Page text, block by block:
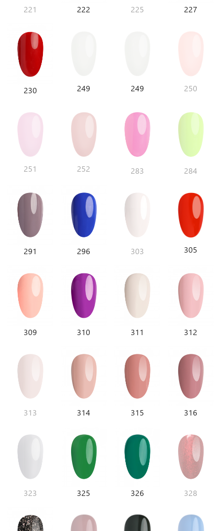
221 222 225 227
230 249 249 250
251 252 283 284
291 296 303 305
309 310 311 312
313 314 315 316
323 325 326 328